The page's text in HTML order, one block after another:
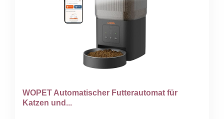
WOPET Automatischer Futterautomat für
Katzen und...